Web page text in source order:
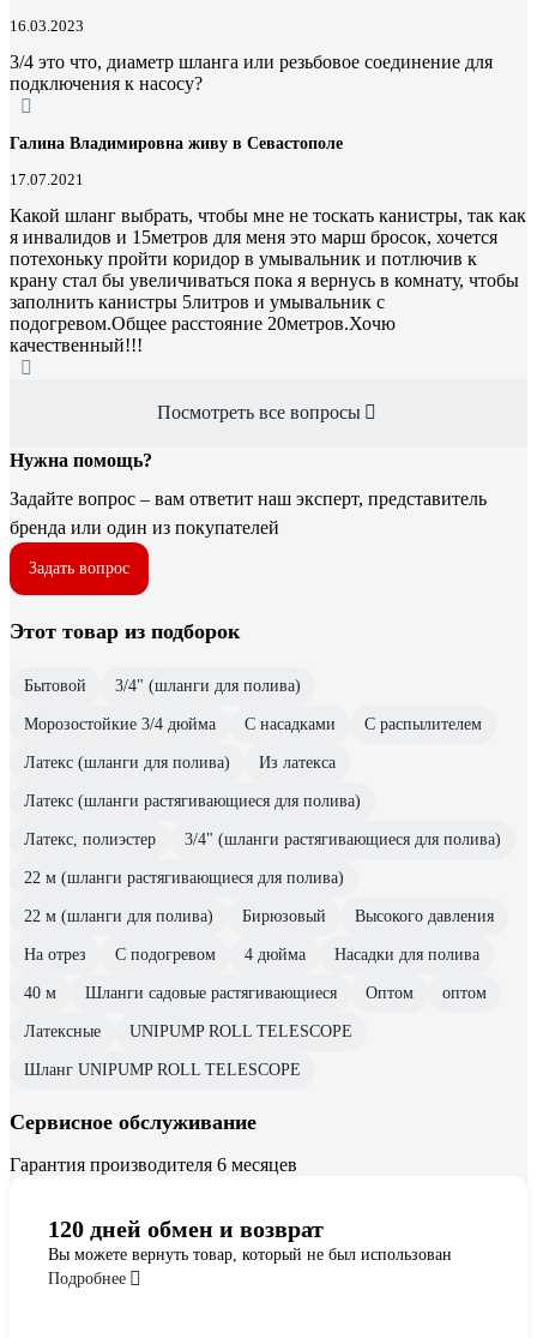
16.03.2023
3/4 это что, диаметр шланга или резьбовое соединение для
подключения к насосу?
Галина Владимировна живу в Севастополе
17.07.2021
Какой шланг выбрать, чтобы мне не тоскать канистры, так как
я инвалидов и 15метров для меня это марш бросок, хочется
потехоньку пройти коридор в умывальник и потлючив к
крану стал бы увеличиваться пока я вернусь в комнату, чтобы
заполнить канистры 5литров и умывальник с
подогревом.Общее расстояние 20метров.Хочю
качественный!!!
Посмотреть все вопросы
Нужна помощь?
Задайте вопрос – вам ответит наш эксперт, представитель
бренда или один из покупателей
Задать вопрос
Этот товар из подборок
Бытовой 3/4" (шланги для полива)
Морозостойкие 3/4 дюйма С насадками С распылителем
Латекс (шланги для полива) Из латекса
Латекс (шланги растягивающиеся для полива)
Латекс, полиэстер 3/4" (шланги растягивающиеся для полива)
22 м (шланги растягивающиеся для полива)
22 м (шланги для полива) Бирюзовый Высокого давления
На отрез С подогревом 4 дюйма Насадки для полива
40 м Шланги садовые растягивающиеся Оптом оптом
Латексные UNIPUMP ROLL TELESCOPE
Шланг UNIPUMP ROLL TELESCOPE
Сервисное обслуживание
Гарантия производителя 6 месяцев
120 дней обмен и возврат
Вы можете вернуть товар, который не был использован
Подробнее